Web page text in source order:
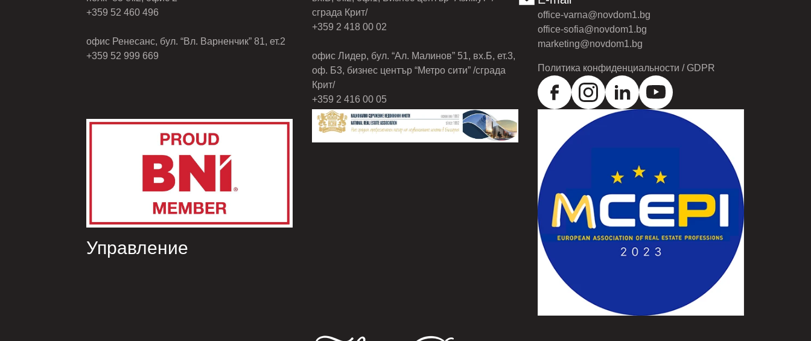
+359 52 460 496
офис Ренесанс, бул. “Вл. Варненчик” 81, ет.2
+359 52 999 669
сграда Крит/
+359 2 418 00 02
офис Лидер, бул. “Ал. Малинов” 51, вх.Б, ет.3,
оф. Б3, бизнес център “Метро сити” /сграда
Крит/
+359 2 416 00 05
office-varna@novdom1.bg
office-sofia@novdom1.bg
marketing@novdom1.bg
Политика конфиденциальности / GDPR
Управление